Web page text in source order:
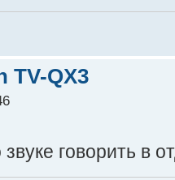
TV-QX3
говорить в